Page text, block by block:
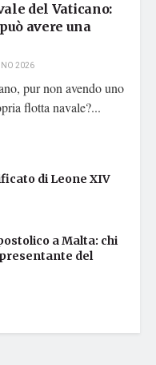
del Vaticano:
avere una
2026
pur non avendo uno
flotta navale?...
di Leone XIV
a Malta: chi
del